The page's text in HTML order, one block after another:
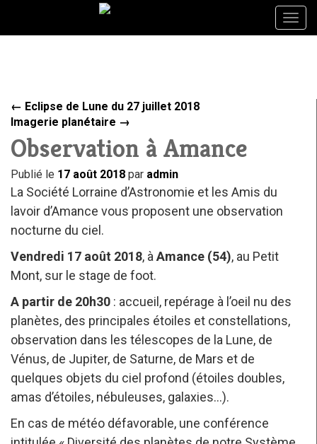
← Eclipse de Lune du 27 juillet 2018
Imagerie planétaire →
Observation à Amance
Publié le 17 août 2018 par admin
La Société Lorraine d’Astronomie et les Amis du
lavoir d’Amance vous proposent une observation
nocturne du ciel.
Vendredi 17 août 2018, à Amance (54), au Petit
Mont, sur le stage de foot.
A partir de 20h30 : accueil, repérage à l’oeil nu des
planètes, des principales étoiles et constellations,
observation dans les télescopes de la Lune, de
Vénus, de Jupiter, de Saturne, de Mars et de
quelques objets du ciel profond (étoiles doubles,
amas d’étoiles, nébuleuses, galaxies…).
En cas de météo défavorable, une conférence